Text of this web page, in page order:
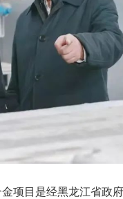
项目是经黑龙江省政